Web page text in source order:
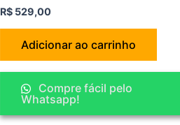
R$ 529,00
Adicionar ao carrinho
Compre fácil pelo
Whatsapp!